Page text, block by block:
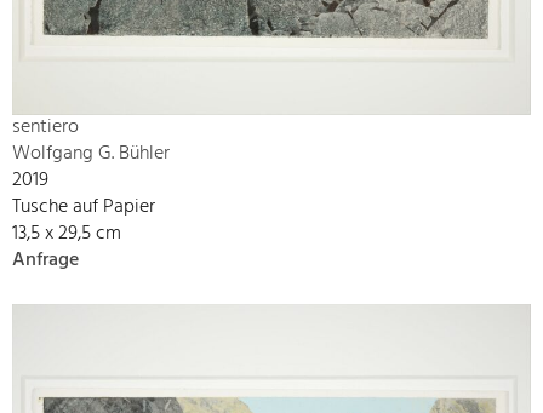
sentiero
Wolfgang G. Bühler
2019
Tusche auf Papier
13,5 x 29,5 cm
Anfrage